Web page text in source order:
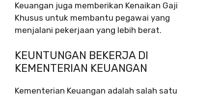
Keuangan juga memberikan Kenaikan Gaji
Khusus untuk membantu pegawai yang
menjalani pekerjaan yang lebih berat.
KEUNTUNGAN BEKERJA DI
KEMENTERIAN KEUANGAN
Kementerian Keuangan adalah salah satu